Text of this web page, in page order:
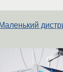
Маленький